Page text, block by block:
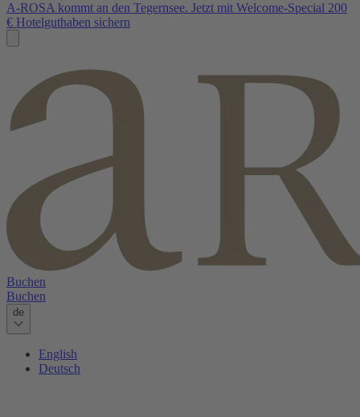
A-ROSA kommt an den Tegernsee. Jetzt mit Welcome-Special 200
€ Hotelguthaben sichern
Buchen
Buchen
de
English
Deutsch